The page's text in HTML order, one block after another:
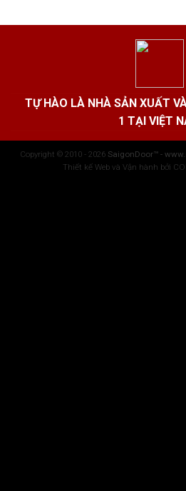
TỰ HÀO LÀ NHÀ SẢN XUẤT
1 TẠI VIỆT
Copyright © 2010 - 2026 SaigonDoor™ -
Thiết kế Web và Vận hành bởi